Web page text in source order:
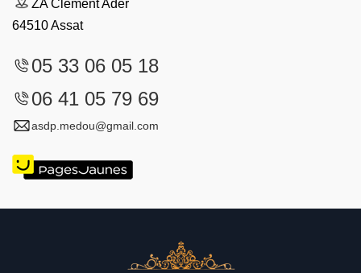
ZA Clement Ader
64510 Assat
05 33 06 05 18
06 41 05 79 69
asdp.medou@gmail.com